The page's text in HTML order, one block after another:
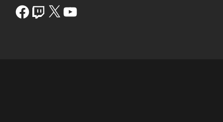
FacebookTwitch X YouTube